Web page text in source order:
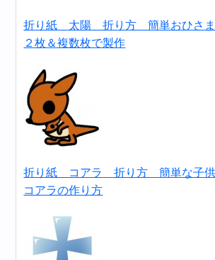
折り紙 太陽 折り方 簡単おひさ
２枚＆複数枚で製作
折り紙 コアラ 折り方 簡単な子
コアラの作り方